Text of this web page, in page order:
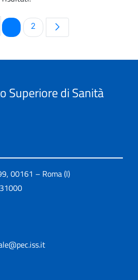
PaginaPagina
2
Superiore di Sanità
00161 – Roma (I)